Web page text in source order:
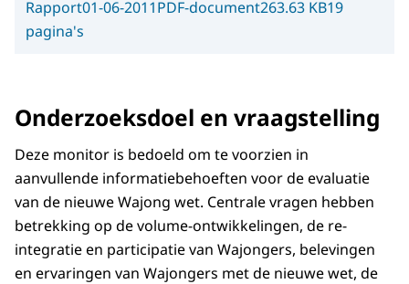
Rapport01-06-2011PDF-document263.63 KB19
pagina's
Onderzoeksdoel en vraagstelling
Deze monitor is bedoeld om te voorzien in
aanvullende informatiebehoeften voor de evaluatie
van de nieuwe Wajong wet. Centrale vragen hebben
betrekking op de volume-ontwikkelingen, de re-
integratie en participatie van Wajongers, belevingen
en ervaringen van Wajongers met de nieuwe wet, de